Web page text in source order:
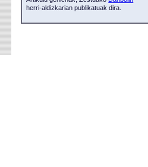
herri-aldizkarian publikatuak dira.